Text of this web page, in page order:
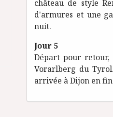
château de style
d'armures et une
nuit.
Jour 5
Départ pour
Vorarlberg du
arrivée à Dijon en